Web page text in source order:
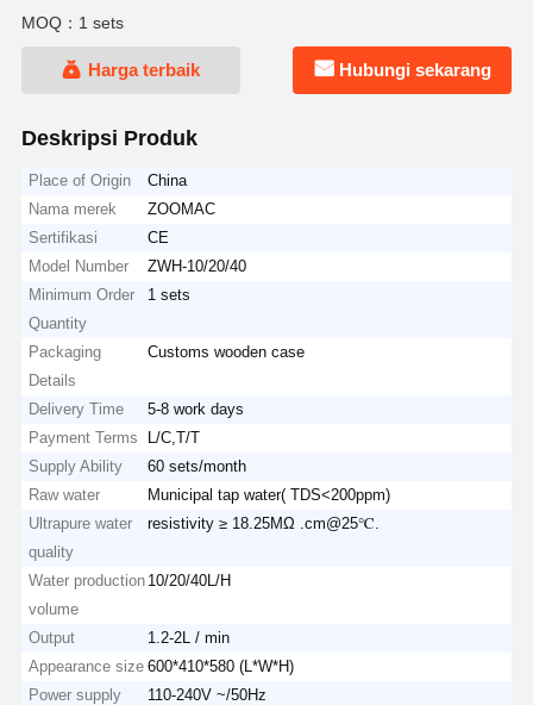
MOQ：1 sets
Harga terbaik Hubungi sekarang
Deskripsi Produk
Place of Origin
China
Nama merek
ZOOMAC
Sertifikasi
CE
Model Number
ZWH-10/20/40
Minimum Order
Quantity
1 sets
Packaging
Details
Customs wooden case
Delivery Time
5-8 work days
Payment Terms
L/C,T/T
Supply Ability
60 sets/month
Raw water
Municipal tap water( TDS<200ppm)
Ultrapure water
quality
resistivity ≥ 18.25MΩ .cm@25℃.
Water production
volume
10/20/40L/H
Output
1.2-2L / min
Appearance size 600*410*580 (L*W*H)
Power supply
110-240V ~/50Hz